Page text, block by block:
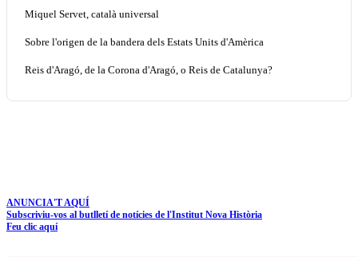
Miquel Servet, català universal
Sobre l'origen de la bandera dels Estats Units d'Amèrica
Reis d'Aragó, de la Corona d'Aragó, o Reis de Catalunya?
ANUNCIA'T AQUÍ
Subscriviu-vos al butlletí de notícies de l'Institut Nova Història
Feu clic aquí